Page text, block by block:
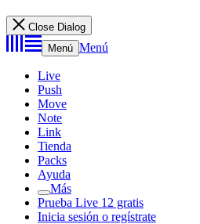
Close Dialog
Menú Menú
Live
Push
Move
Note
Link
Tienda
Packs
Ayuda
Más
Prueba Live 12 gratis
Inicia sesión o regístrate